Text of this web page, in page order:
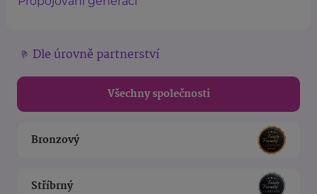
Dle úrovně partnerství
Všechny společnosti
Bronzový
Stříbrný